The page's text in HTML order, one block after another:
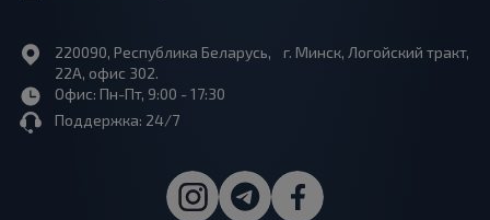
220090, Республика Беларусь, г. Минск, Логойский тракт,
22А, офис 302.
Офис: Пн-Пт, 9:00 - 17:30
Поддержка: 24/7